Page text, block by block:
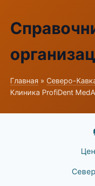
Главная » Северо-
Клиника ProfiDent